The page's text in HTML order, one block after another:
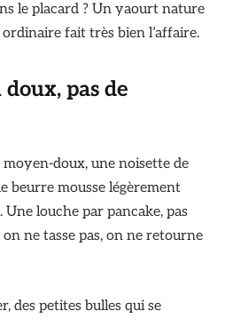
le placard ? Un yaourt nature
ordinaire fait très bien l’affaire.
pas de
doux, une noisette de
beurre mousse légèrement
louche par pancake, pas
ne tasse pas, on ne retourne
des petites bulles qui se